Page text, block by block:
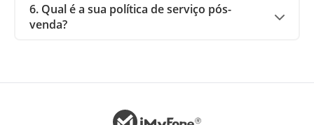
6. Qual é a sua política de serviço pós-
venda?